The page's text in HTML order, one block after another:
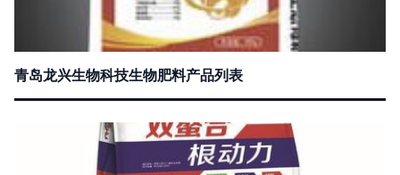
青岛龙兴生物科技生物肥料产品列表